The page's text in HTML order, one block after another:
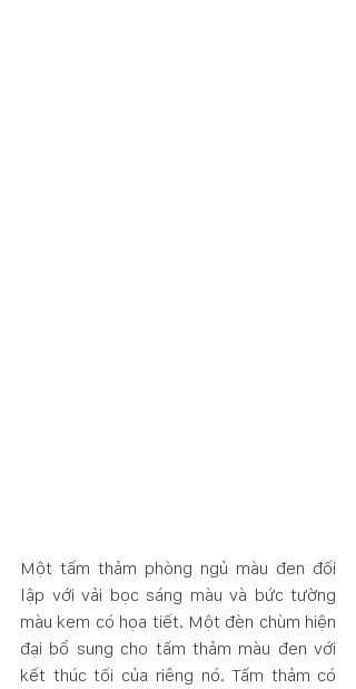
Một tấm thảm phòng ngủ màu đen đối
lập với vải bọc sáng màu và bức tường
màu kem có họa tiết. Một đèn chùm hiện
đại bổ sung cho tấm thảm màu đen với
kết thúc tối của riêng nó. Tấm thảm có